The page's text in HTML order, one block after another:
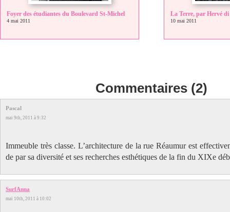
Foyer des étudiantes du Boulevard St-Michel
4 mai 2011
La Terre, par Hervé di
10 mai 2011
Commentaires (2)
Pascal
mai 9th, 2011 à 9:32
Immeuble très classe. L’architecture de la rue Réaumur est
de par sa diversité et ses recherches esthétiques de la fin du XIXe
SurfAnna
mai 10th, 2011 à 10:02